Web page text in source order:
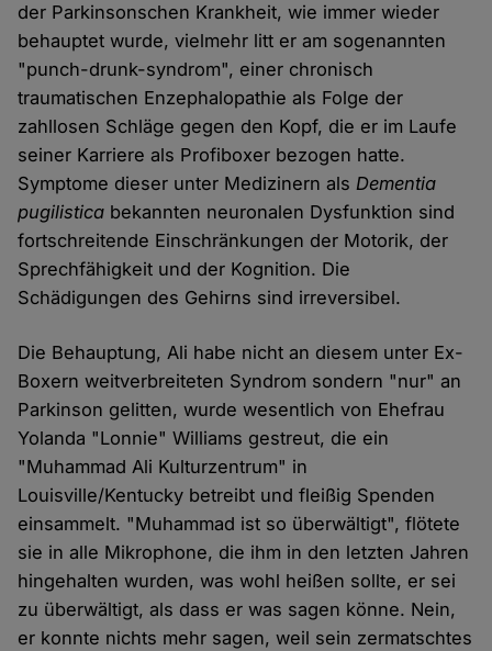
der Parkinsonschen Krankheit, wie immer wieder
behauptet wurde, vielmehr litt er am sogenannten
"punch-drunk-syndrom", einer chronisch
traumatischen Enzephalopathie als Folge der
zahllosen Schläge gegen den Kopf, die er im Laufe
seiner Karriere als Profiboxer bezogen hatte.
Symptome dieser unter Medizinern alsDementia
pugilistica bekannten neuronalen Dysfunktion sind
fortschreitende Einschränkungen der Motorik, der
Sprechfähigkeit und der Kognition. Die
Schädigungen des Gehirns sind irreversibel.
Die Behauptung, Ali habe nicht an diesem unter Ex-
Boxern weitverbreiteten Syndrom sondern "nur" an
Parkinson gelitten, wurde wesentlich von Ehefrau
Yolanda "Lonnie" Williams gestreut, die ein
"Muhammad Ali Kulturzentrum" in
Louisville/Kentucky betreibt und fleißig Spenden
einsammelt. "Muhammad ist so überwältigt", flötete
sie in alle Mikrophone, die ihm in den letzten Jahren
hingehalten wurden, was wohl heißen sollte, er sei
zu überwältigt, als dass er was sagen könne. Nein,
er konnte nichts mehr sagen, weil sein zermatschtes